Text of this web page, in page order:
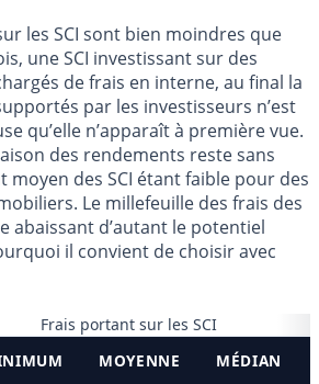
les SCI sont bien moindres que
une SCI investissant sur des
de frais en interne, au final la
par les investisseurs n’est
qu’elle n’apparaît à première vue.
des rendements reste sans
moyen des SCI étant faible pour des
Le millefeuille des frais des
abaissant d’autant le potentiel
il convient de choisir avec
Frais portant sur les SCI
MOYENNE MÉDIAN